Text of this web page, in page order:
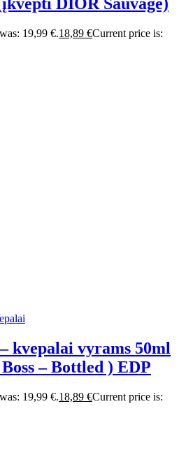
19,99 €.18,89 €Current price is:
kvepalai vyrams 50ml
– Bottled ) EDP
19,99 €.18,89 €Current price is: